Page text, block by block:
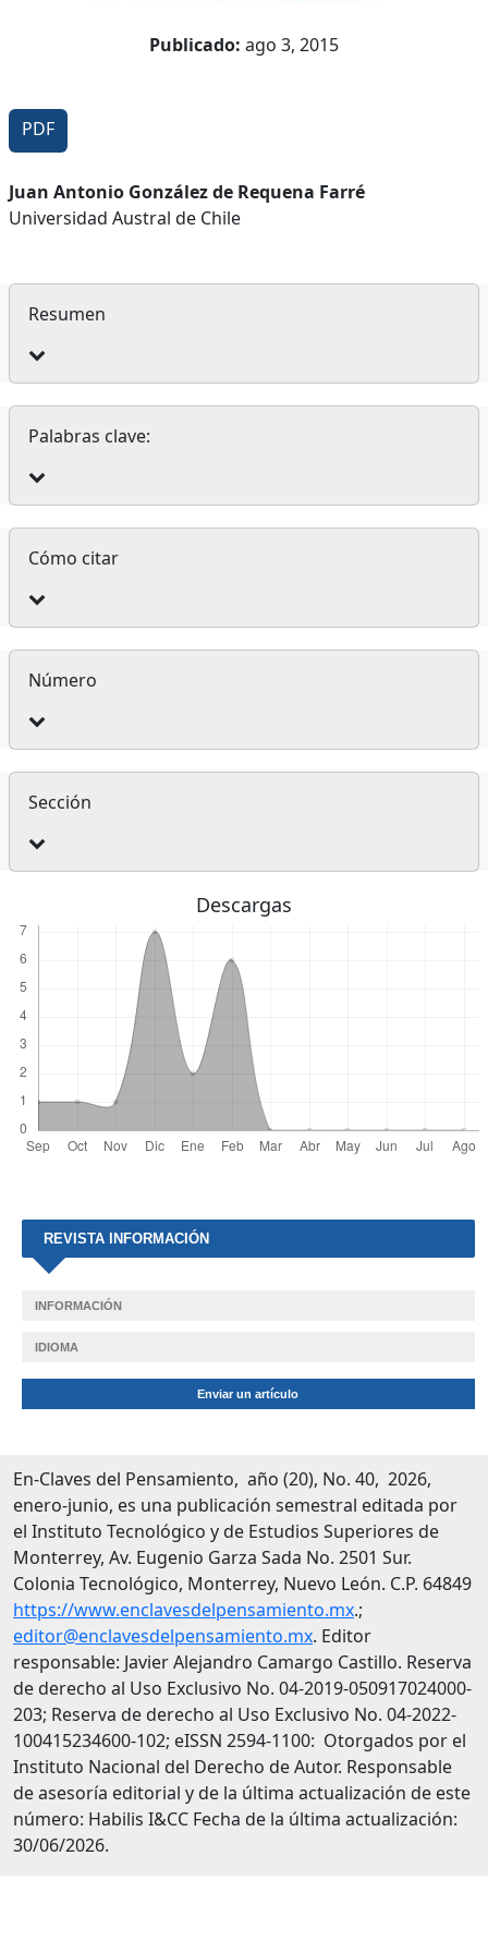
Publicado: ago 3, 2015
PDF
Contenido
principal
artículo
Juan Antonio González de Requena Farré
Universidad Austral de Chile
Resumen
Palabras clave:
Detalles
del
artículo
Cómo citar
Número
Sección
Descargas
REVISTA INFORMACIÓN
INFORMACIÓN
IDIOMA
Enviar un artículo
En-Claves del Pensamiento, año (20), No. 40, 2026,
enero-junio, es una publicación semestral editada por
el Instituto Tecnológico y de Estudios Superiores de
Monterrey, Av. Eugenio Garza Sada No. 2501 Sur.
Colonia Tecnológico, Monterrey, Nuevo León. C.P. 64849
https://www.enclavesdelpensamiento.mx.;
editor@enclavesdelpensamiento.mx. Editor
responsable: Javier Alejandro Camargo Castillo. Reserva
de derecho al Uso Exclusivo No. 04-2019-050917024000-
203; Reserva de derecho al Uso Exclusivo No. 04-2022-
100415234600-102; eISSN 2594-1100: Otorgados por el
Instituto Nacional del Derecho de Autor. Responsable
de asesoría editorial y de la última actualización de este
número: Habilis I&CC Fecha de la última actualización:
30/06/2026.